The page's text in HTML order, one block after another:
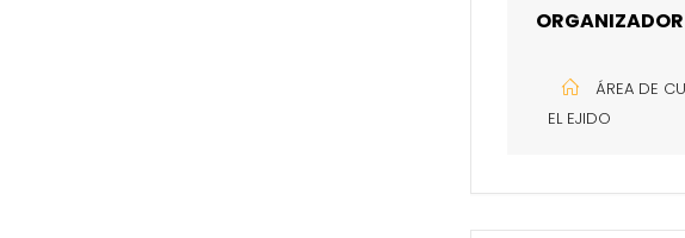
ORGANIZADOR
ÁREA DE
EL EJIDO